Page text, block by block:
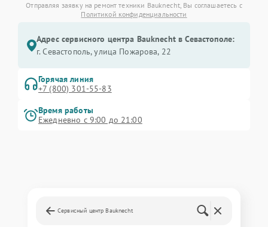
Отправляя заявку на ремонт техники Bauknecht, Вы соглашаетесь с
Политикой конфиденциальности
Адрес сервисного центра Bauknecht в Севастополе:
г. Севастополь, улица Пожарова, 22
Горячая линия
+7 (800) 301-55-83
Время работы
Ежедневно с 9:00 до 21:00
Сервисный центр Bauknecht